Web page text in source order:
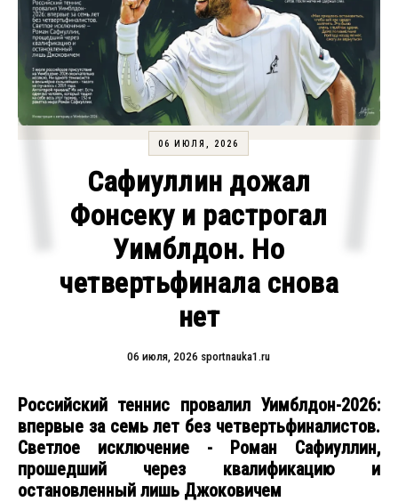
06 ИЮЛЯ, 2026
Сафиуллин дожал
Фонсеку и растрогал
Уимблдон. Но
четвертьфинала снова
нет
06 июля, 2026 sportnauka1.ru
Российский теннис провалил Уимблдон-2026:
впервые за семь лет без четвертьфиналистов.
Светлое исключение - Роман Сафиуллин,
прошедший через квалификацию и
остановленный лишь Джоковичем